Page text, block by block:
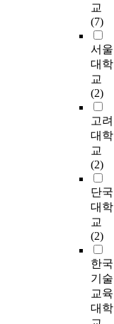
교
(7)
서울
대학
교
(2)
고려
대학
교
(2)
단국
대학
교
(2)
한국
기술
교육
대학